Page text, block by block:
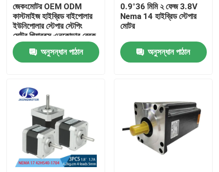
বাড়ি
আমাদের সম্পর্কে
জেকংমোটর OEM ODM
কাস্টমাইজ হাইব্রিড বাইপোলার
ইউনিপোলার স্টেপার স্টেপিং
মোটর গিয়ারবক্স এনকোডার ব্রেক
ইন্টিগ্রেটেড ড্রাইভার সহ
অনুসন্ধান পাঠান
0.9°36 মিমি ২ ফেজ 3.8V
Nema 14 হাইব্রিড স্টেপার
মোটর
অনুসন্ধান পাঠান